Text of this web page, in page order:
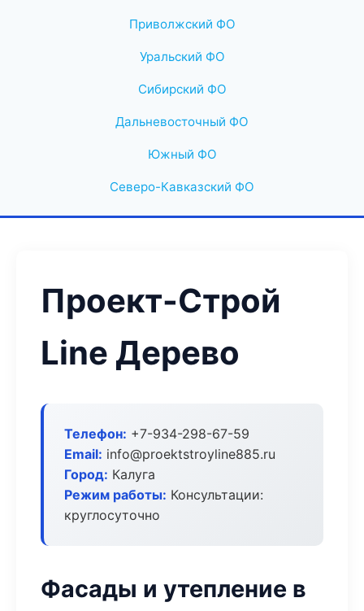
Приволжский ФО
Уральский ФО
Сибирский ФО
Дальневосточный ФО
Южный ФО
Северо-Кавказский ФО
Проект-Строй
Line Дерево
Телефон: +7-934-298-67-59
Email: info@proektstroyline885.ru
Город: Калуга
Режим работы: Консультации:
круглосуточно
Фасады и утепление в